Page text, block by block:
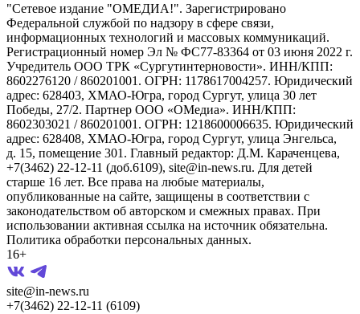
"Сетевое издание "ОМЕДИА!". Зарегистрировано
Федеральной службой по надзору в сфере связи,
информационных технологий и массовых коммуникаций.
Регистрационный номер Эл № ФС77-83364 от 03 июня 2022 г.
Учредитель ООО ТРК «Сургутинтерновости». ИНН/КПП:
8602276120 / 860201001. ОГРН: 1178617004257. Юридический
адрес: 628403, ХМАО-Югра, город Сургут, улица 30 лет
Победы, 27/2. Партнер ООО «ОМедиа». ИНН/КПП:
8602303021 / 860201001. ОГРН: 1218600006635. Юридический
адрес: 628408, ХМАО-Югра, город Сургут, улица Энгельса,
д. 15, помещение 301. Главный редактор: Д.М. Караченцева,
+7(3462) 22-12-11 (доб.6109), site@in-news.ru. Для детей
старше 16 лет. Все права на любые материалы,
опубликованные на сайте, защищены в соответствии с
законодательством об авторском и смежных правах. При
использовании активная ссылка на источник обязательна.
Политика обработки персональных данных.
16+
site@in-news.ru
+7(3462) 22-12-11 (6109)